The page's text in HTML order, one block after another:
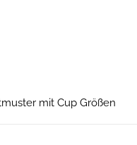
mit Cup Größen